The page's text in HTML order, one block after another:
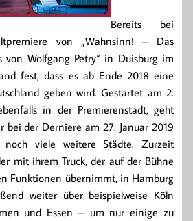
Bereits bei
von „Wahnsinn! – Das
Wolfgang Petry“ in Duisburg im
fest, dass es ab Ende 2018 eine
geben wird. Gestartet am 2.
in der Premierenstadt, geht
bei der Derniere am 27. Januar 2019
noch viele weitere Städte. Zurzeit
mit ihrem Truck, der auf der Bühne
Funktionen übernimmt, in Hamburg
weiter über beispielweise Köln
und Essen – um nur einige zu